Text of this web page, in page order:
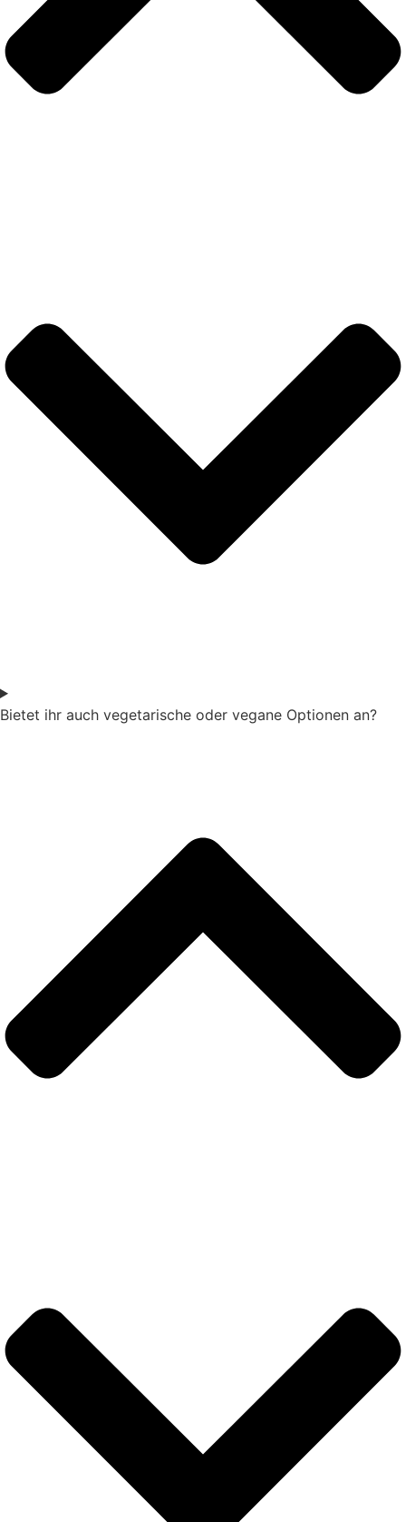
Bietet ihr auch vegetarische oder vegane Optionen an?